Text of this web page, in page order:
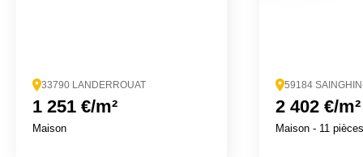
33790 LANDERROUAT
1 251 €/m²
Maison
59184
2 402 €/m²
Maison - 11 pièces